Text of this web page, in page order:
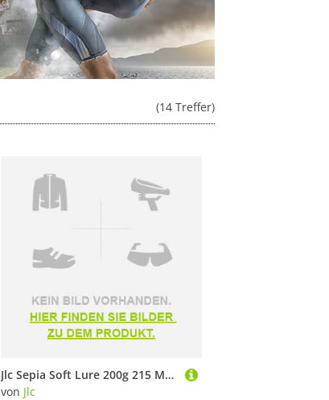
(14 Treffer)
Jlc Sepia Soft Lure 200g 215 Mm Mehrfarbig
von Jlc